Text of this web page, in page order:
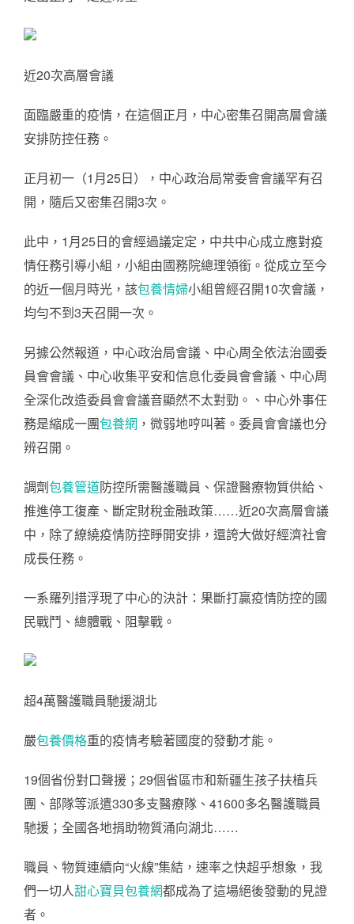
近20次高層會議
面臨嚴重的疫情，在這個正月，中心密集召開高層會議
安排防控任務。
正月初一（1月25日），中心政治局常委會會議罕有召
開，隨后又密集召開3次。
此中，1月25日的會經過議定定，中共中心成立應對疫
情任務引導小組，小組由國務院總理領銜。從成立至今
的近一個月時光，該包養情婦小組曾經召開10次會議，
均勻不到3天召開一次。
另據公然報道，中心政治局會議、中心周全依法治國委
員會會議、中心收集平安和信息化委員會會議、中心周
全深化改造委員會會議音顯然不太對勁。、中心外事任
務是縮成一團包養網 ，微弱地哼叫著。委員會會議也分
辨召開。
調劑包養管道防控所需醫護職員、保證醫療物質供給、
推進停工復產、斷定財稅金融政策……近20次高層會議
中，除了繚繞疫情防控睜開安排，還誇大做好經濟社會
成長任務。
一系羅列措浮現了中心的決計：果斷打贏疫情防控的國
民戰鬥、總體戰、阻擊戰。
超4萬醫護職員馳援湖北
嚴包養價格重的疫情考驗著國度的發動才能。
19個省份對口聲援；29個省區市和新疆生孩子扶植兵
團、部隊等派遣330多支醫療隊、41600多名醫護職員
馳援；全國各地捐助物質涌向湖北……
職員、物質連續向“火線”集結，速率之快超乎想象，我
們一切人甜心寶貝包養網都成為了這場絕後發動的見證
者。